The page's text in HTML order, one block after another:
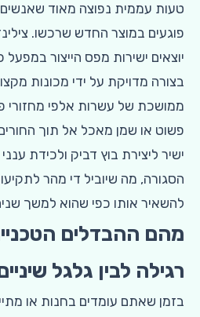
טעות עממית נפוצה מאוד
פוגעים במוצר החדש שרכשו.
יוצאים ישירות מפס הייצור
בצורה מדויקת על ידי מכונות
ממושכת של עשרות אלפי מחזורי
פשוט או שמן מאכל אל תוך
ישיר ליצירת בוץ דביק ולכידת
הסגורה, מה שיוביל די מהר
להשאיר אותו כפי שהוא למשך
מהם ההבדלים
רגילה לבין גלגל
בזמן שאתם עומדים בחנות או